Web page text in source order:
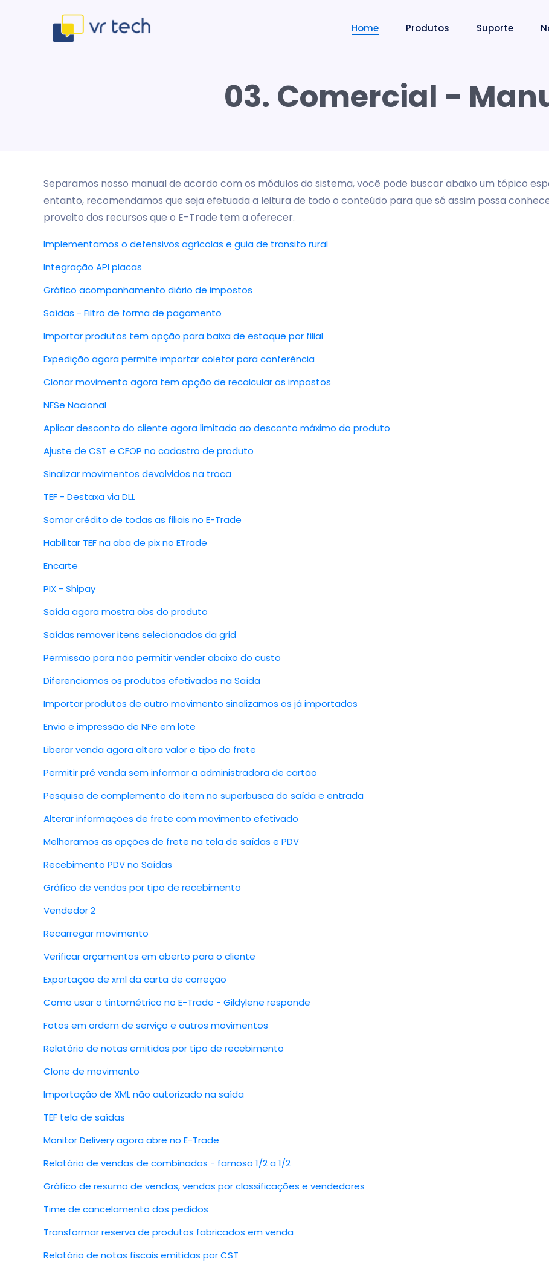
Home Produtos Suporte
03. Comercial -
Separamos nosso manual de acordo com os módulos do sistema, você pode buscar abaixo um tópico
entanto, recomendamos que seja efetuada a leitura de todo o conteúdo para que só assim possa
proveito dos recursos que o E-Trade tem a oferecer.
Implementamos o defensivos agrícolas e guia de transito rural
Integração API placas
Gráfico acompanhamento diário de impostos
Saídas - Filtro de forma de pagamento
Importar produtos tem opção para baixa de estoque por filial
Expedição agora permite importar coletor para conferência
Clonar movimento agora tem opção de recalcular os impostos
NFSe Nacional
Aplicar desconto do cliente agora limitado ao desconto máximo do produto
Ajuste de CST e CFOP no cadastro de produto
Sinalizar movimentos devolvidos na troca
TEF - Destaxa via DLL
Somar crédito de todas as filiais no E-Trade
Habilitar TEF na aba de pix no ETrade
Encarte
PIX - Shipay
Saída agora mostra obs do produto
Saídas remover itens selecionados da grid
Permissão para não permitir vender abaixo do custo
Diferenciamos os produtos efetivados na Saída
Importar produtos de outro movimento sinalizamos os já importados
Envio e impressão de NFe em lote
Liberar venda agora altera valor e tipo do frete
Permitir pré venda sem informar a administradora de cartão
Pesquisa de complemento do item no superbusca do saída e entrada
Alterar informações de frete com movimento efetivado
Melhoramos as opções de frete na tela de saídas e PDV
Recebimento PDV no Saídas
Gráfico de vendas por tipo de recebimento
Vendedor 2
Recarregar movimento
Verificar orçamentos em aberto para o cliente
Exportação de xml da carta de correção
Como usar o tintométrico no E-Trade - Gildylene responde
Fotos em ordem de serviço e outros movimentos
Relatório de notas emitidas por tipo de recebimento
Clone de movimento
Importação de XML não autorizado na saída
TEF tela de saídas
Monitor Delivery agora abre no E-Trade
Relatório de vendas de combinados - famoso 1/2 a 1/2
Gráfico de resumo de vendas, vendas por classificações e vendedores
Time de cancelamento dos pedidos
Transformar reserva de produtos fabricados em venda
Relatório de notas fiscais emitidas por CST